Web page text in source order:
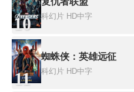
10 科幻片 HD中字
11
蜘蛛侠：英雄远征
科幻片 HD中字